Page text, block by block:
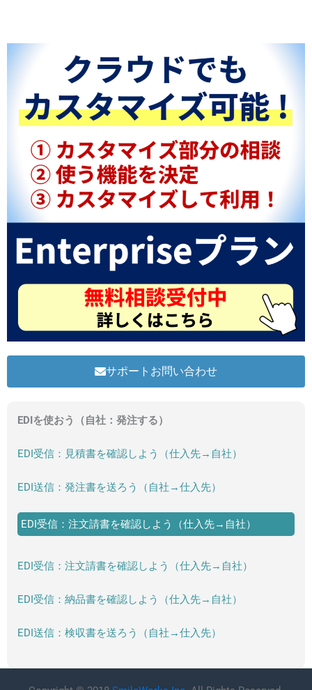
サポートお問い合わせ
EDIを使おう（自社：発注する）
EDI受信：見積書を確認しよう（仕入先→自社）
EDI送信：発注書を送ろう（自社→仕入先）
EDI受信：注文請書を確認しよう（仕入先→自社）
EDI受信：注文請書を確認しよう（仕入先→自社）
EDI受信：納品書を確認しよう（仕入先→自社）
EDI送信：検収書を送ろう（自社→仕入先）